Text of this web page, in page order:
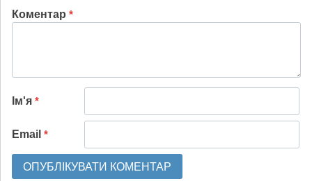
Коментар *
Ім'я *
Email *